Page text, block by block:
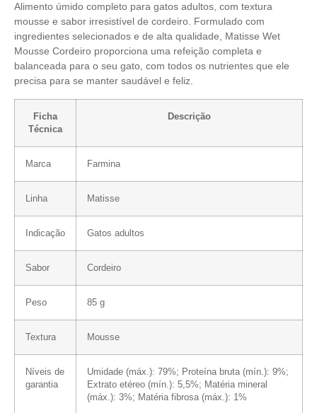
Alimento úmido completo para gatos adultos, com textura
mousse e sabor irresistível de cordeiro. Formulado com
ingredientes selecionados e de alta qualidade, Matisse Wet
Mousse Cordeiro proporciona uma refeição completa e
balanceada para o seu gato, com todos os nutrientes que ele
precisa para se manter saudável e feliz.
Ficha
Técnica
Descrição
Marca Farmina
Linha Matisse
Indicação Gatos adultos
Sabor Cordeiro
Peso 85 g
Textura Mousse
Níveis de
garantia
Umidade (máx.): 79%; Proteína bruta (mín.): 9%;
Extrato etéreo (mín.): 5,5%; Matéria mineral
(máx.): 3%; Matéria fibrosa (máx.): 1%